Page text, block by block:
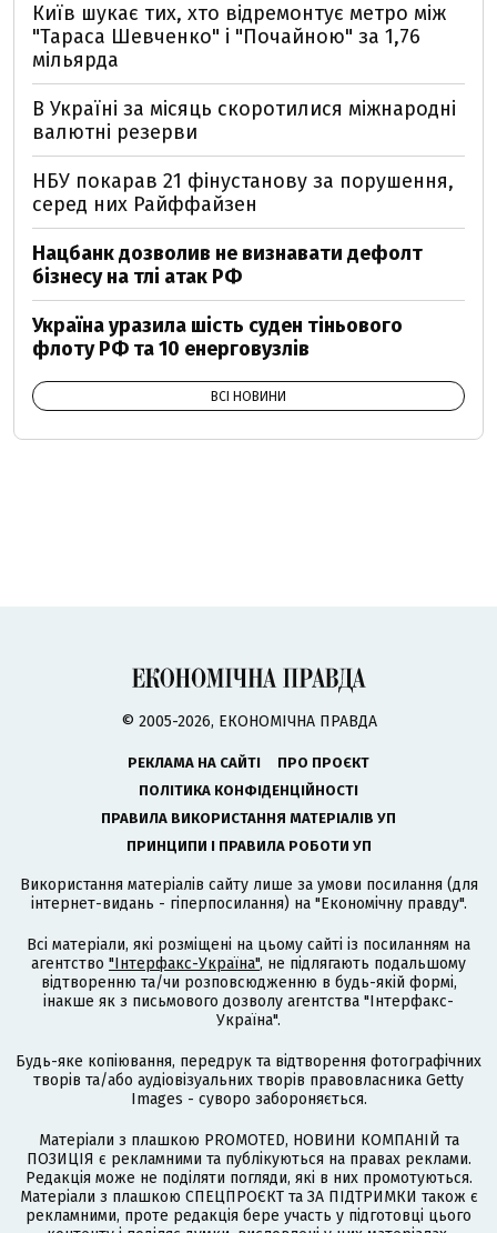
Київ шукає тих, хто відремонтує метро між
"Тараса Шевченко" і "Почайною" за 1,76
мільярда
В Україні за місяць скоротилися міжнародні
валютні резерви
НБУ покарав 21 фінустанову за порушення,
серед них Райффайзен
Нацбанк дозволив не визнавати дефолт
бізнесу на тлі атак РФ
Україна уразила шість суден тіньового
флоту РФ та 10 енерговузлів
ВСІ НОВИНИ
© 2005-2026, ЕКОНОМІЧНА ПРАВДА
РЕКЛАМА НА САЙТІ
ПРО ПРОЄКТ
ПОЛІТИКА КОНФІДЕНЦІЙНОСТІ
ПРАВИЛА ВИКОРИСТАННЯ МАТЕРІАЛІВ УП
ПРИНЦИПИ І ПРАВИЛА РОБОТИ УП
Використання матеріалів сайту лише за умови посилання (для
інтернет-видань - гіперпосилання) на "Економічну правду".
Всі матеріали, які розміщені на цьому сайті із посиланням на
агентство "Інтерфакс-Україна", не підлягають подальшому
відтворенню та/чи розповсюдженню в будь-якій формі,
інакше як з письмового дозволу агентства "Інтерфакс-
Україна".
Будь-яке копіювання, передрук та відтворення фотографічних
творів та/або аудіовізуальних творів правовласника Getty
Images - суворо забороняється.
Матеріали з плашкою PROMOTED, НОВИНИ КОМПАНІЙ та
ПОЗИЦІЯ є рекламними та публікуються на правах реклами.
Редакція може не поділяти погляди, які в них промотуються.
Матеріали з плашкою СПЕЦПРОЄКТ та ЗА ПІДТРИМКИ також є
рекламними, проте редакція бере участь у підготовці цього